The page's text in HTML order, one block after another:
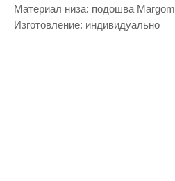
Материал низа: подошва Margom
Изготовление: индивидуально